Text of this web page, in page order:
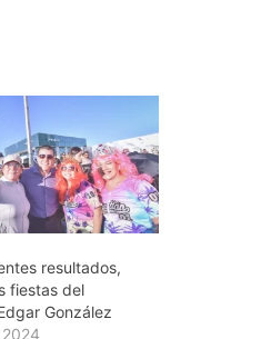
resultados,
fiestas del
González